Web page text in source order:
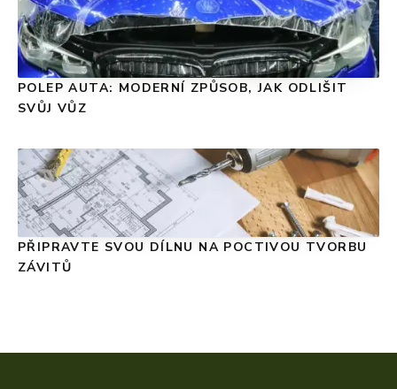
POLEP AUTA: MODERNÍ ZPŮSOB, JAK ODLIŠIT
SVŮJ VŮZ
PŘIPRAVTE SVOU DÍLNU NA POCTIVOU TVORBU
ZÁVITŮ